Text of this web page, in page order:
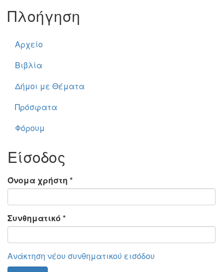
Πλοήγηση
Αρχείο
Βιβλία
Δήμοι με Θέματα
Πρόσφατα
Φόρουμ
Είσοδος
Όνομα χρήστη *
Συνθηματικό *
Ανάκτηση νέου συνθηματικού εισόδου